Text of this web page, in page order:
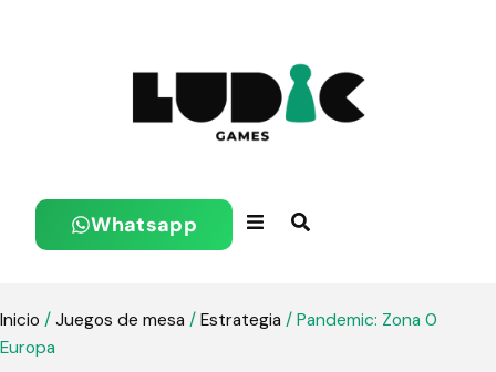
Whatsapp
Inicio /Juegos de mesa /Estrategia / Pandemic: Zona 0
Europa